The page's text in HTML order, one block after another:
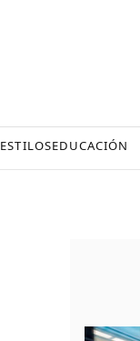
ESTILOSEDUCACIÓN